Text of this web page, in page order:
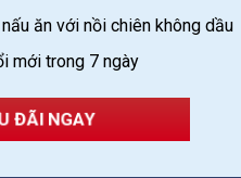
ăn với nồi chiên không dầu
mới trong 7 ngày
ĐÃI NGAY